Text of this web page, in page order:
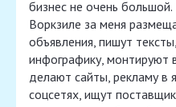
бизнес не очень
Воркзиле за меня
объявления, пишут
инфографику, монтируют
делают сайты, рекламу в
соцсетях, ищут